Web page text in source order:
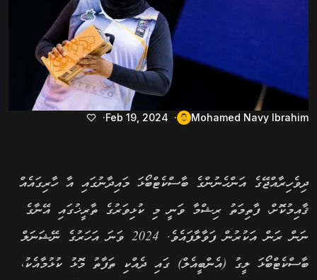
Mohamed Navy Ibrahim
Feb 19, 2024
ދިވެހިރާއްޖޭގެ އަންހެނުންގެ ބާސްކެޓްބޯޅަ މައިދާނުގައި އާ ހާރިގައެއް
ޤާއިމުކޮށް، ފާތިމަތު ރިޝްމާ ވަނީ މި ކުޅިވަރުގެ ތާރީޚުގައި އޭނާގެ
ނަން ރަން އަކުރުން ފަވާލާފައެވެ. 2024 ވަނަ އަހަރުގެ ނޭޝަނަލް
ބާސްކެޓްބޯޅަ ލީގު (އެންބީއެލް) ގައި ދެއްކި ތަފާތު މޮޅު ކުޅުމާއެކު،